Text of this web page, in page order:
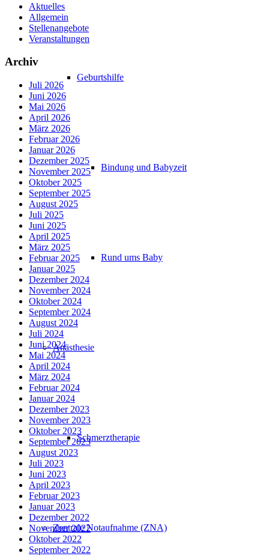
Geburtshilfe
Bindung und Babyzeit
Rund ums Baby
Anästhesie
Schmerztherapie
Zentrale Notaufnahme (ZNA)
Aktuelles
Allgemein
Stellenangebote
Veranstaltungen
Archiv
Juli 2026
Juni 2026
Mai 2026
April 2026
März 2026
Februar 2026
Januar 2026
Dezember 2025
November 2025
Oktober 2025
September 2025
August 2025
Juli 2025
Juni 2025
April 2025
März 2025
Februar 2025
Januar 2025
Dezember 2024
November 2024
Oktober 2024
September 2024
August 2024
Juli 2024
Juni 2024
Mai 2024
April 2024
März 2024
Februar 2024
Januar 2024
Dezember 2023
November 2023
Oktober 2023
September 2023
August 2023
Juli 2023
Juni 2023
April 2023
Februar 2023
Januar 2023
Dezember 2022
November 2022
Oktober 2022
September 2022